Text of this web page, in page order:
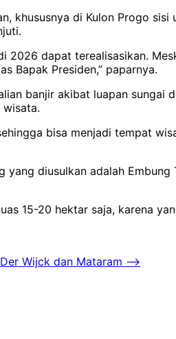
khususnya di Kulon Progo
2026 dapat terealisasikan.
Bapak Presiden,” paparnya.
banjir akibat luapan sungai
bisa menjadi tempat
yang diusulkan adalah
15-20 hektar saja, karena
Wijck dan Mataram ⟶